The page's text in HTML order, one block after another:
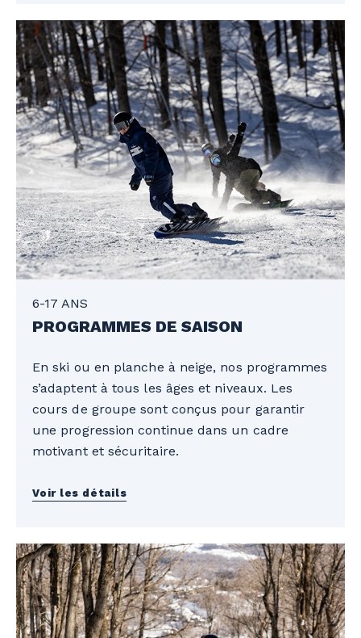
6-17 ANS
PROGRAMMES DE SAISON
En ski ou en planche à neige, nos programmes
s’adaptent à tous les âges et niveaux. Les
cours de groupe sont conçus pour garantir
une progression continue dans un cadre
motivant et sécuritaire.
Voir les détails